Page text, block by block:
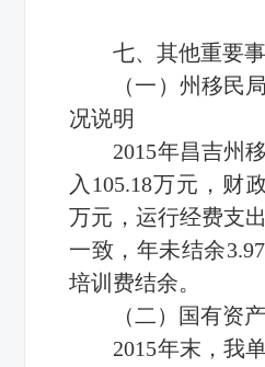
七、其他重要
（一）州移民
况说明
2015年昌吉州
入105.18万元，财
万元，运行经费支
一致，年未结余
培训费结余。
（二）国有资
2015年末，我